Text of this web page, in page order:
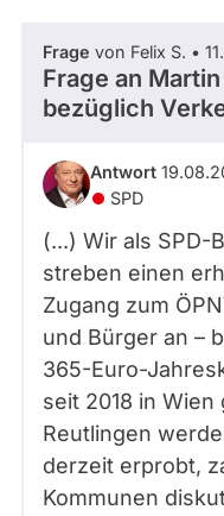
Frage von Felix S. •
Frage an
bezüglich
Antwort
SPD
(...) Wir als SPD-
streben einen
Zugang zum
und Bürger an –
365-Euro-
seit 2018 in
Reutlingen
derzeit erprobt,
Kommunen